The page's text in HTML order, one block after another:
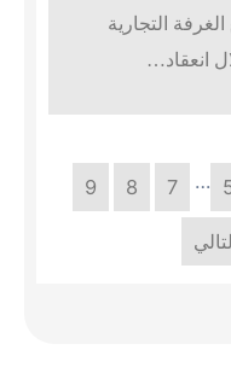
التجارية
انعقاد…
…
7
8
9